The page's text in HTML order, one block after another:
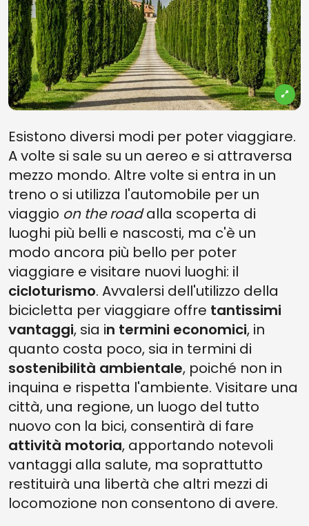
Esistono diversi modi per poter viaggiare.
A volte si sale su un aereo e si attraversa
mezzo mondo. Altre volte si entra in un
treno o si utilizza l'automobile per un
viaggio on the roadalla scoperta di
luoghi più belli e nascosti, ma c'è un
modo ancora più bello per poter
viaggiare e visitare nuovi luoghi: il
cicloturismo. Avvalersi dell'utilizzo della
bicicletta per viaggiare offre tantissimi
vantaggi, sia in termini economici, in
quanto costa poco, sia in termini di
sostenibilità ambientale, poiché non in
inquina e rispetta l'ambiente. Visitare una
città, una regione, un luogo del tutto
nuovo con la bici, consentirà di fare
attività motoria, apportando notevoli
vantaggi alla salute, ma soprattutto
restituirà una libertà che altri mezzi di
locomozione non consentono di avere.